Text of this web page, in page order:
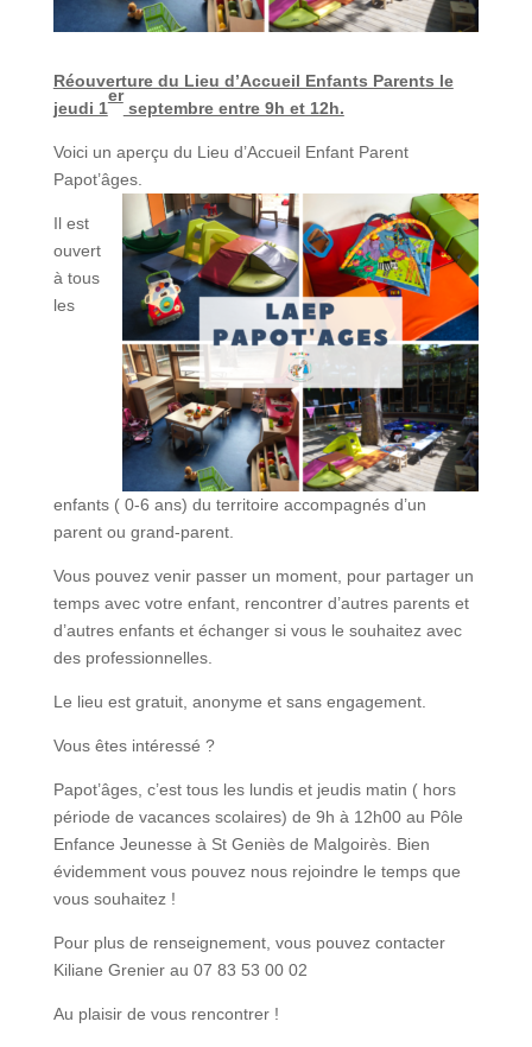
Réouverture du Lieu d’Accueil Enfants Parents le
jeudi 1
er
septembre entre 9h et 12h.
Voici un aperçu du Lieu d’Accueil Enfant Parent
Papot’âges.
Il est
ouvert
à tous
les
enfants ( 0-6 ans) du territoire accompagnés d’un
parent ou grand-parent.
Vous pouvez venir passer un moment, pour partager un
temps avec votre enfant, rencontrer d’autres parents et
d’autres enfants et échanger si vous le souhaitez avec
des professionnelles.
Le lieu est gratuit, anonyme et sans engagement.
Vous êtes intéressé ?
Papot’âges, c’est tous les lundis et jeudis matin ( hors
période de vacances scolaires) de 9h à 12h00 au Pôle
Enfance Jeunesse à St Geniès de Malgoirès. Bien
évidemment vous pouvez nous rejoindre le temps que
vous souhaitez !
Pour plus de renseignement, vous pouvez contacter
Kiliane Grenier au 07 83 53 00 02
Au plaisir de vous rencontrer !